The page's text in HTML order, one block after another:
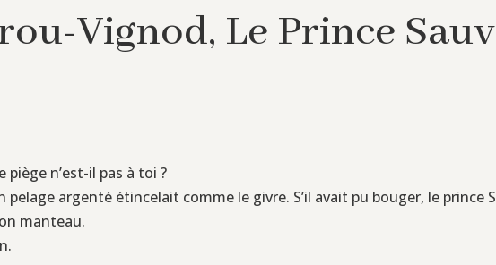
Vignod, Le Prince
n’est-il pas à toi ?
argenté étincelait comme le givre. S’il avait pu bouger, le prince
manteau.